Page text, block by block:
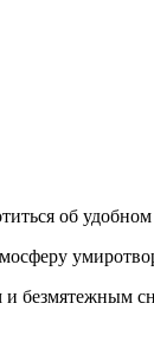
об
и безмятежным